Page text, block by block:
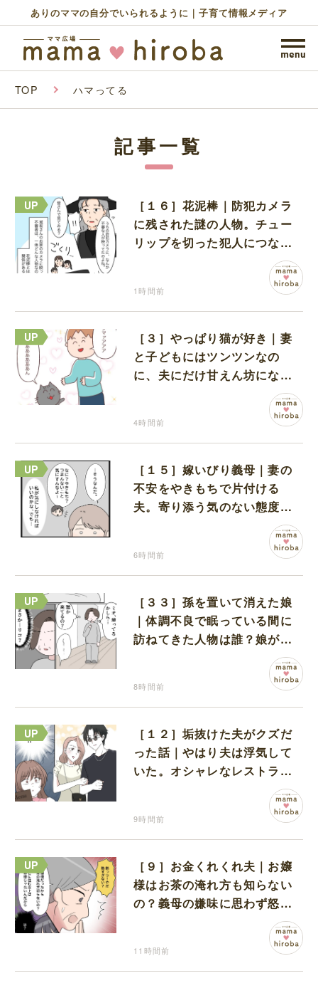
ありのママの自分でいられるように｜子育て情報メディア
TOP ハマってる
記事一覧
［１６］花泥棒｜防犯カメラ
に残された謎の人物。チュー
リップを切った犯人につなが
る証拠になるのか期待する
1時間前
［３］やっぱり猫が好き｜妻
と子どもにはツンツンなの
に、夫にだけ甘えん坊になる
4時間前
［１５］嫁いびり義母｜妻の
不安をやきもちで片付ける
夫。寄り添う気のない態度に
6時間前
［３３］孫を置いて消えた娘
｜体調不良で眠っている間に
訪ねてきた人物は誰？娘が戻
ってきたのかと不安になる
8時間前
［１２］垢抜けた夫がクズだ
った話｜やはり夫は浮気して
いた。オシャレなレストラン
9時間前
［９］お金くれくれ夫｜お嬢
様はお茶の淹れ方も知らない
の？義母の嫌味に思わず怒り
11時間前